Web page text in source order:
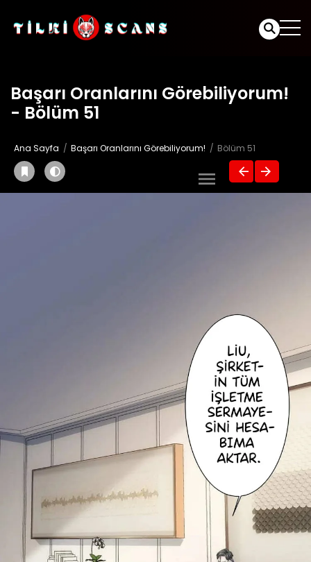
Başarı Oranlarını Görebiliyorum!
- Bölüm 51
Ana Sayfa Başarı Oranlarını Görebiliyorum! Bölüm 51